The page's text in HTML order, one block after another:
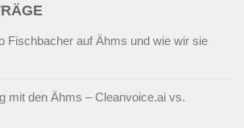
Fischbacher auf Ähms und wie wir sie
mit den Ähms – Cleanvoice.ai vs.